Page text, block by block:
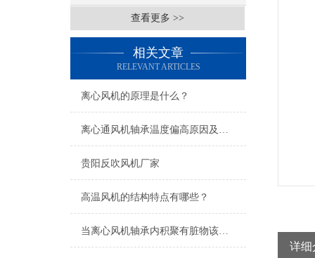
查看更多 >>
相关文章
RELEVANT ARTICLES
离心风机的原理是什么？
离心通风机轴承温度偏高原因及处理方法
贵阳反吹风机厂家
高温风机的结构特点有哪些？
当离心风机轴承内积聚有脏物该怎么清洗
详细